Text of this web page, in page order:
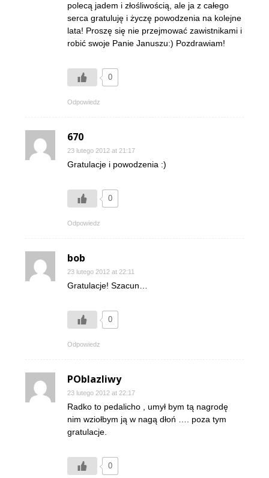
polecą jadem i złośliwością, ale ja z całego
serca gratuluję i życzę powodzenia na kolejne
lata! Proszę się nie przejmować zawistnikami i
robić swoje Panie Januszu:) Pozdrawiam!
0
Odpowiedz
670
23 lutego 2012 at 21:17
Gratulacje i powodzenia :)
0
Odpowiedz
bob
23 lutego 2012 at 22:11
Gratulacje! Szacun…
0
Odpowiedz
POblazliwy
23 lutego 2012 at 22:17
Radko to pedalicho , umył bym tą nagrodę
nim wziołbym ją w nagą dłoń …. poza tym
gratulacje.
0